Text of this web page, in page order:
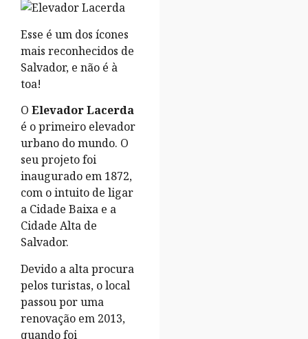
Esse é um dos ícones
mais reconhecidos de
Salvador, e não é à
toa!
O Elevador Lacerda
é o primeiro elevador
urbano do mundo. O
seu projeto foi
inaugurado em 1872,
com o intuito de ligar
a Cidade Baixa e a
Cidade Alta de
Salvador.
Devido a alta procura
pelos turistas, o local
passou por uma
renovação em 2013,
quando foi